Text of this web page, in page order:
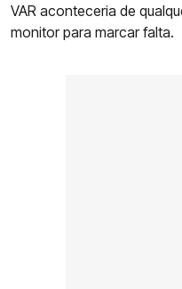
VAR aconteceria de
monitor para marcar falta.